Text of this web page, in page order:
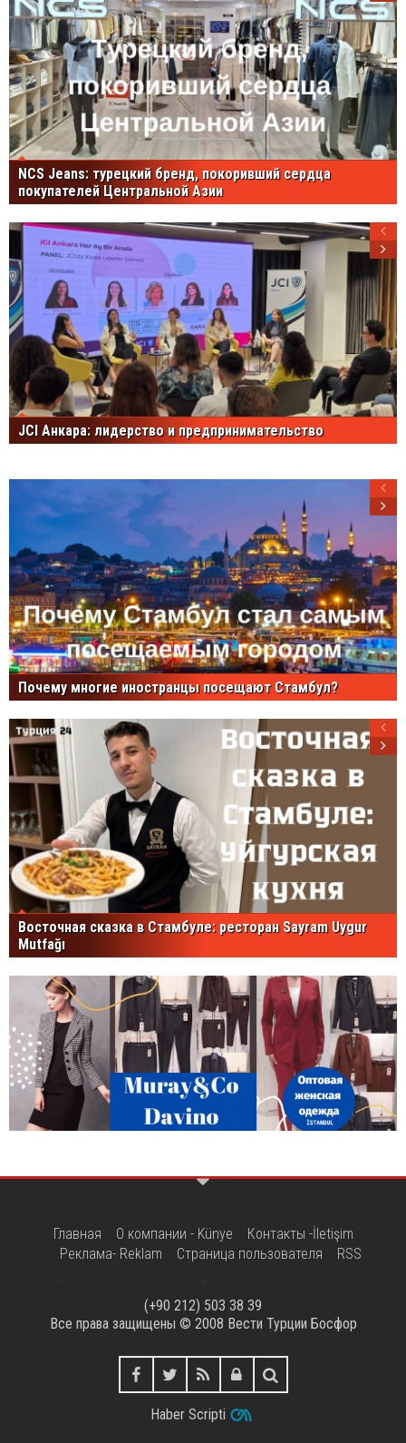
NCS Jeans: турецкий бренд, покоривший сердца
покупателей Центральной Азии
JCI Анкара: лидерство и предпринимательство
Почему многие иностранцы посещают Стамбул?
Восточная сказка в Стамбуле: ресторан Sayram Uygur
Mutfağı
Главная О компании - Künye
Контакты -İletişim
Реклама- Reklam
Страница пользователя RSS
(+90 212) 503 38 39
Все права защищены © 2008 Вести Турции Босфор
Haber Scripti